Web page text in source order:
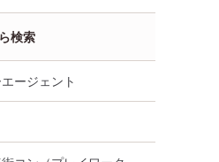
検索
ージェント